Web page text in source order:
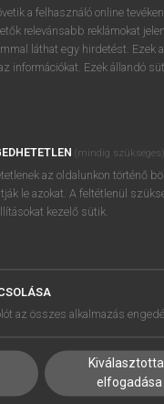
SÚGÓ
RÓLUNK
SÜTI BEÁLLÍTÁSOK
a felhasználó online
relevánsabb reklámokat
láthat egy hirdetést. Ezek
információkat. Ezek állandó
(mindig szükséges)
az oldalunkon történő
le azokat. A feltétlenül
kezelő sütik.
az összes alkalmazás
elfogadása